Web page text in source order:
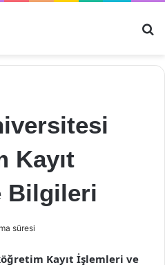
Kayıt
Bilgileri
süresi
Kayıt İşlemleri ve